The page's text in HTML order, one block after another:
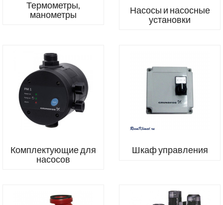
Термометры,
манометры
Насосы и насосные
установки
Комплектующие для
насосов
Шкаф управления